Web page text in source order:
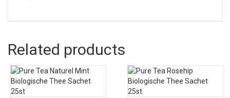
Related products